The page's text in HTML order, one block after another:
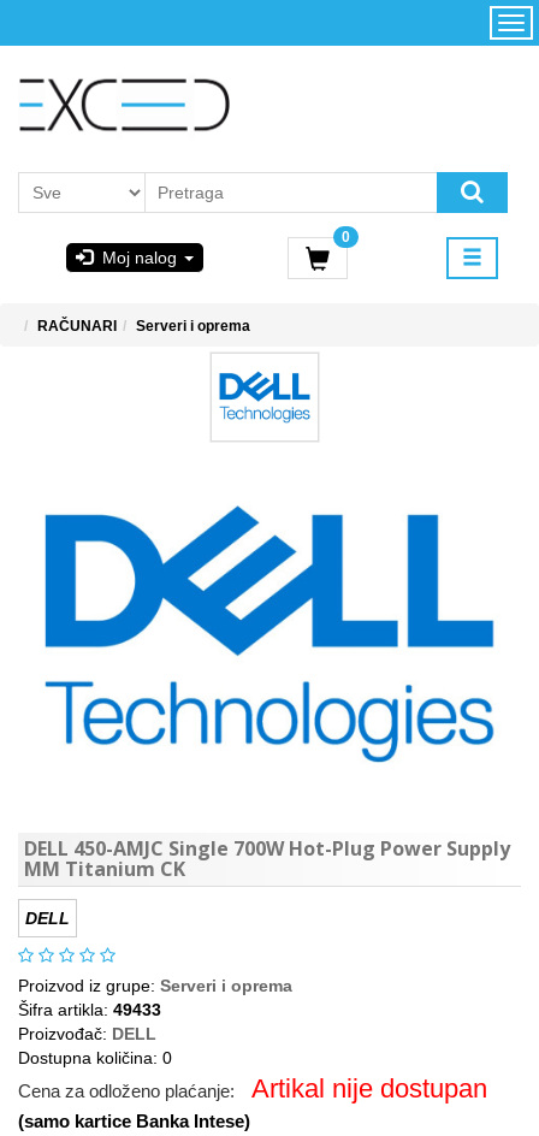
Moj nalog
0
Početna
korišćenja i
RAČUNARI Serveri i oprema
DELL 450-AMJC Single 700W Hot-Plug Power Supply
MM Titanium CK
DELL
Proizvod iz grupe: Serveri i oprema
Šifra artikla: 49433
Proizvođač: DELL
Dostupna količina: 0
Cena za odloženo plaćanje: Artikal nije dostupan
(samo kartice Banka Intese)